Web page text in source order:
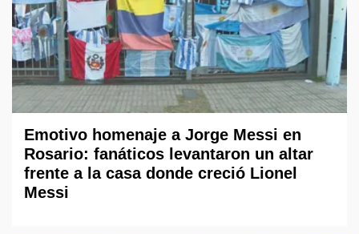
Emotivo homenaje a Jorge Messi en
Rosario: fanáticos levantaron un altar
frente a la casa donde creció Lionel
Messi